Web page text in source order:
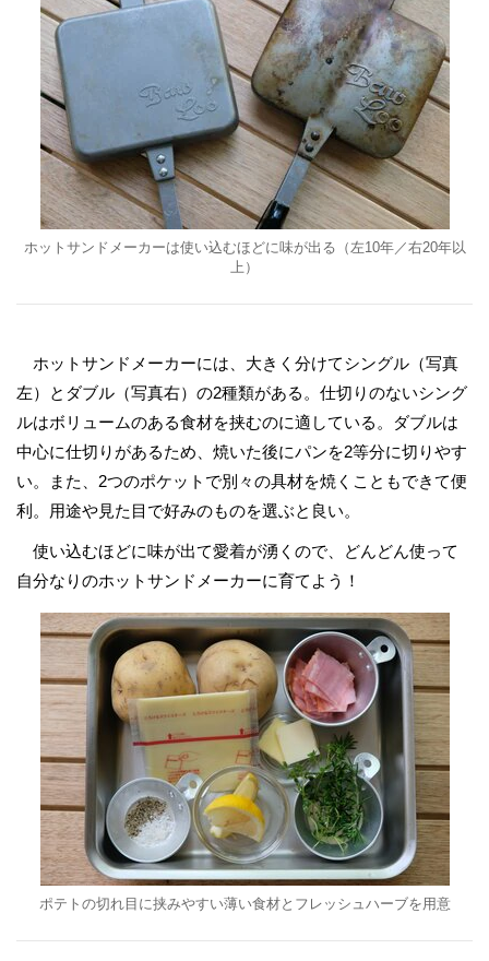
ホットサンドメーカーは使い込むほどに味が出る（左10年／右20年以
上）
ホットサンドメーカーには、大きく分けてシングル（写真
左）とダブル（写真右）の2種類がある。仕切りのないシング
ルはボリュームのある食材を挟むのに適している。ダブルは
中心に仕切りがあるため、焼いた後にパンを2等分に切りやす
い。また、2つのポケットで別々の具材を焼くこともできて便
利。用途や見た目で好みのものを選ぶと良い。
使い込むほどに味が出て愛着が湧くので、どんどん使って
自分なりのホットサンドメーカーに育てよう！
ポテトの切れ目に挟みやすい薄い食材とフレッシュハーブを用意